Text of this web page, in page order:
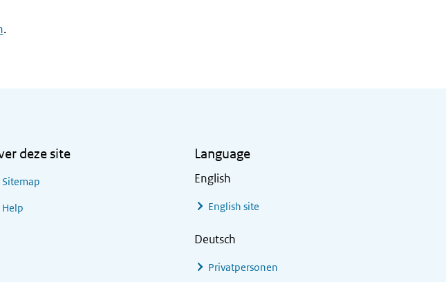
.
deze site
Sitemap
Help
Language
English
English site
Deutsch
Privatpersonen